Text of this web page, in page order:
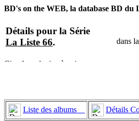
BD's on the WEB, la database BD du
Détails pour la Série
La Liste 66. dans
Liste des albums Détails